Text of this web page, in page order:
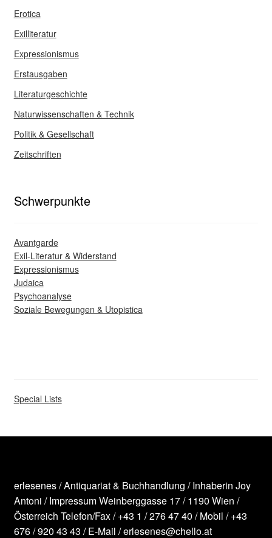
Erotica
Exilliteratur
Expressionismus
Erstausgaben
Literaturgeschichte
Naturwissenschaften & Technik
Politik & Gesellschaft
Zeitschriften
Schwerpunkte
Avantgarde
Exil-Literatur & Widerstand
Expressionismus
Judaica
Psychoanalyse
Soziale Bewegungen & Utopistica
Special Lists
erlesenes / Antiquariat & Buchhandlung / Inhaberin Joy
Antoni /ImpressumWeinberggasse 17 / 1190 Wien /
Österreich Telefon/Fax /+43 1 / 276 47 40 / Mobil /+43
676 / 920 43 43 / E-Mail /erlesenes@chello.at